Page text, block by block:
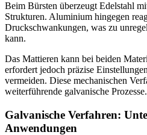
Beim Bürsten überzeugt Edelstahl
Strukturen. Aluminium hingegen
Druckschwankungen, was zu
kann.
Das Mattieren kann bei beiden
erfordert jedoch präzise
vermeiden. Diese mechanischen
weiterführende galvanische Prozesse.
Galvanische Verfahren:
Anwendungen